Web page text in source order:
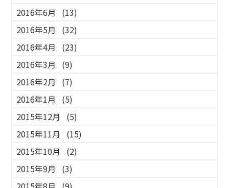
2016年6月
(13)
2016年5月
(32)
2016年4月
(23)
2016年3月
(9)
2016年2月
(7)
2016年1月
(5)
2015年12月
(5)
2015年11月
(15)
2015年10月
(2)
2015年9月
(3)